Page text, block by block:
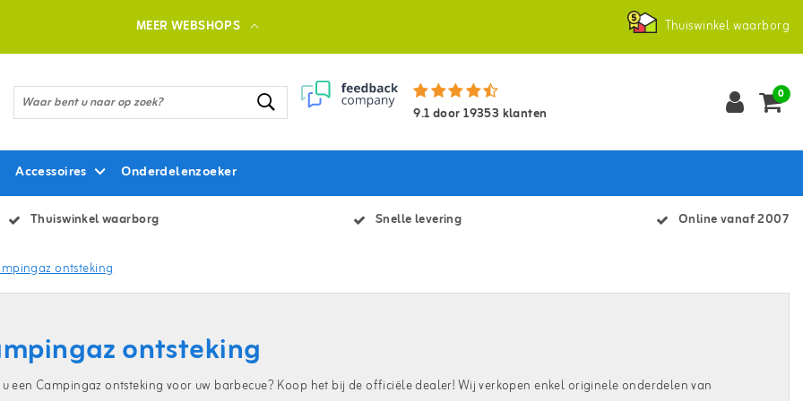
MEER WEBSHOPS Thuiswinkel waarborg
9.1door19353 klanten
0
Accessoires Onderdelenzoeker
Thuiswinkel waarborg Snelle levering Online vanaf 2007
ontsteking
ontsteking
een Campingaz ontsteking voor uw barbecue? Koop het bij de officiële dealer! Wij verkopen enkel originele onderdelen van